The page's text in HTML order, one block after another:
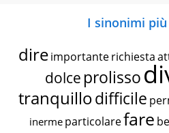
I sinonimi
dire importante richiesta
dolce prolisso
tranquillodifficile
inerme particolarefare